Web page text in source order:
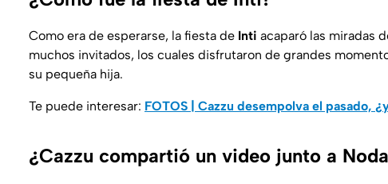
Como era de esperarse, la fiesta de Inti acaparó las miradas
muchos invitados, los cuales disfrutaron de grandes
su pequeña hija.
Te puede interesar: FOTOS | Cazzu desempolva el pasado,
¿Cazzu compartió un video junto a